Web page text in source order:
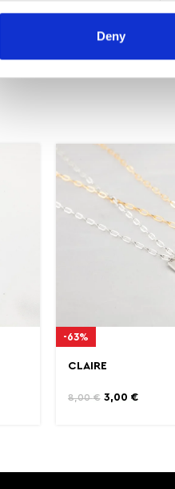
Deny
choker.
-63%
CLAIRE
8,00€ 3,00 €